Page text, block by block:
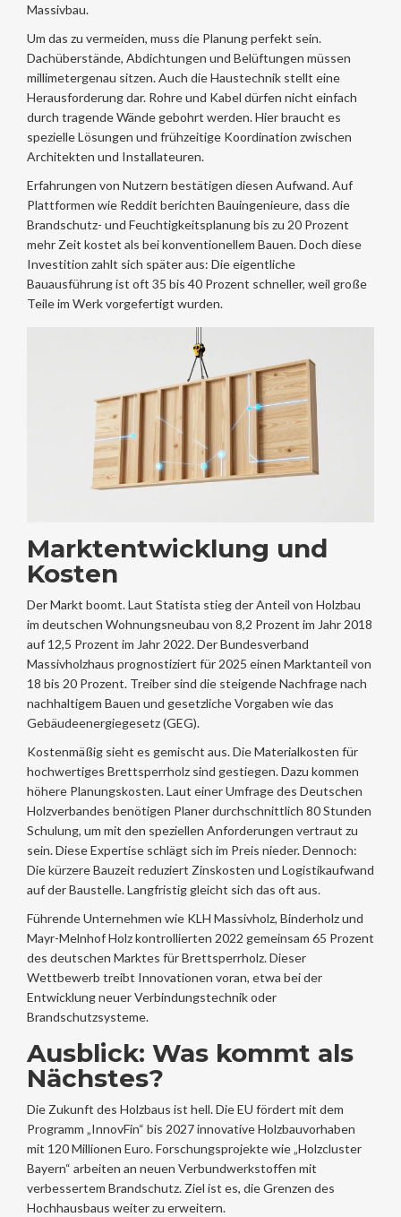
Massivbau.
Um das zu vermeiden, muss die Planung perfekt sein.
Dachüberstände, Abdichtungen und Belüftungen müssen
millimetergenau sitzen. Auch die Haustechnik stellt eine
Herausforderung dar. Rohre und Kabel dürfen nicht einfach
durch tragende Wände gebohrt werden. Hier braucht es
spezielle Lösungen und frühzeitige Koordination zwischen
Architekten und Installateuren.
Erfahrungen von Nutzern bestätigen diesen Aufwand. Auf
Plattformen wie Reddit berichten Bauingenieure, dass die
Brandschutz- und Feuchtigkeitsplanung bis zu 20 Prozent
mehr Zeit kostet als bei konventionellem Bauen. Doch diese
Investition zahlt sich später aus: Die eigentliche
Bauausführung ist oft 35 bis 40 Prozent schneller, weil große
Teile im Werk vorgefertigt wurden.
Marktentwicklung und
Kosten
Der Markt boomt. Laut Statista stieg der Anteil von Holzbau
im deutschen Wohnungsneubau von 8,2 Prozent im Jahr 2018
auf 12,5 Prozent im Jahr 2022. Der Bundesverband
Massivholzhaus prognostiziert für 2025 einen Marktanteil von
18 bis 20 Prozent. Treiber sind die steigende Nachfrage nach
nachhaltigem Bauen und gesetzliche Vorgaben wie das
Gebäudeenergiegesetz (GEG).
Kostenmäßig sieht es gemischt aus. Die Materialkosten für
hochwertiges Brettsperrholz sind gestiegen. Dazu kommen
höhere Planungskosten. Laut einer Umfrage des Deutschen
Holzverbandes benötigen Planer durchschnittlich 80 Stunden
Schulung, um mit den speziellen Anforderungen vertraut zu
sein. Diese Expertise schlägt sich im Preis nieder. Dennoch:
Die kürzere Bauzeit reduziert Zinskosten und Logistikaufwand
auf der Baustelle. Langfristig gleicht sich das oft aus.
Führende Unternehmen wie KLH Massivholz, Binderholz und
Mayr-Melnhof Holz kontrollierten 2022 gemeinsam 65 Prozent
des deutschen Marktes für Brettsperrholz. Dieser
Wettbewerb treibt Innovationen voran, etwa bei der
Entwicklung neuer Verbindungstechnik oder
Brandschutzsysteme.
Ausblick: Was kommt als
Nächstes?
Die Zukunft des Holzbaus ist hell. Die EU fördert mit dem
Programm „InnovFin“ bis 2027 innovative Holzbauvorhaben
mit 120 Millionen Euro. Forschungsprojekte wie „Holzcluster
Bayern“ arbeiten an neuen Verbundwerkstoffen mit
verbessertem Brandschutz. Ziel ist es, die Grenzen des
Hochhausbaus weiter zu erweitern.